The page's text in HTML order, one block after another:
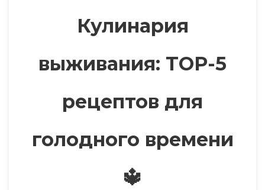
Кулинария
выживания: TOP-5
рецептов для
голодного времени
🔱